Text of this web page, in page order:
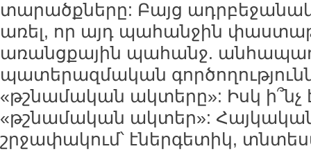
տարածքները: Բայց
առել, որ այդ պահանջին
առանցքային պահանջ.
պատերազմական
«թշնամական ակտերը»: Իսկ ի՞նչ
«թշնամական ակտեր»:
շրջափակում՝ էներգետիկ,